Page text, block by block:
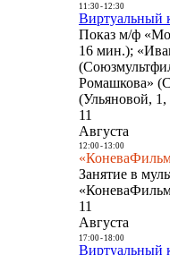
11:30- 12:30
Виртуальный
Показ м/ф
16 мин.);
Ромашкова»
(Ульяновой,
11
Августа
12:00- 13:00
Занятие в
11
Августа
17:00- 18:00
Виртуальный